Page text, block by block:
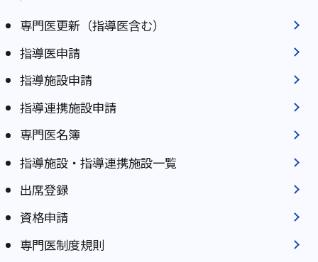
専門医更新（指導医含む）
指導医申請
指導施設申請
指導連携施設申請
専門医名簿
指導施設・指導連携施設一覧
出席登録
資格申請
専門医制度規則